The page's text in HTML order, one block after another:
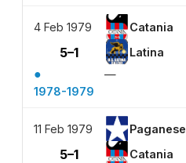
4 Feb 1979 Catania
5–1 Latina
●
—
1978-1979
11 Feb 1979 Paganese
5–1 Catania